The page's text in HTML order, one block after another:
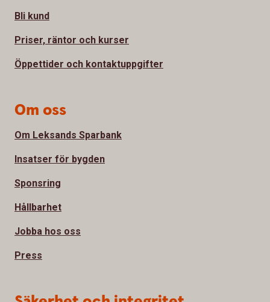
Bli kund
Priser, räntor och kurser
Öppettider och kontaktuppgifter
Om oss
Om Leksands Sparbank
Insatser för bygden
Sponsring
Hållbarhet
Jobba hos oss
Press